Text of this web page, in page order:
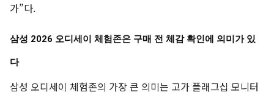
가”다.
삼성 2026 오디세이 체험존은 구매 전 체감 확인에 의미가 있
다
삼성 오디세이 체험존의 가장 큰 의미는 고가 플래그십 모니터